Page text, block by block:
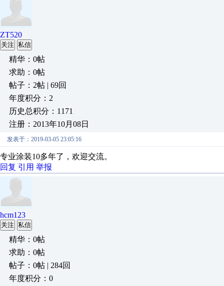
ZT520
关注 私信
精华：0帖
求助：0帖
帖子：2帖 | 69回
年度积分：2
历史总积分：1171
注册：2013年10月08日
发表于：2019-03-05 23:05:16
专业涂装10多年了，欢迎交流。
回复 引用 举报
hcm123
关注 私信
精华：0帖
求助：0帖
帖子：0帖 | 284回
年度积分：0